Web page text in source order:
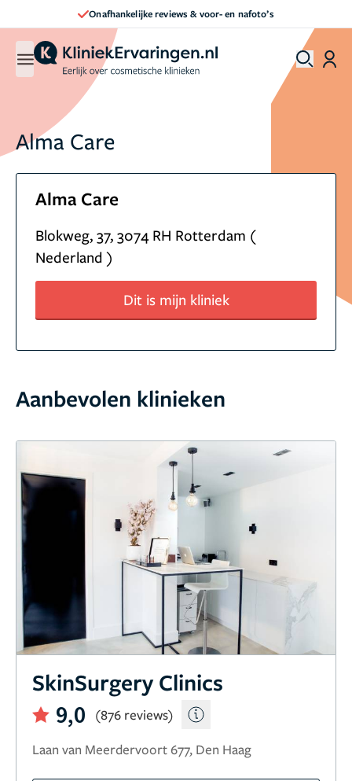
Onafhankelijke reviews & voor- en nafoto’s
Alma Care
Alma Care
Blokweg, 37, 3074 RH Rotterdam (
Nederland )
Dit is mijn kliniek
Aanbevolen klinieken
SkinSurgery Clinics
9,0
(876 reviews)
Laan van Meerdervoort 677, Den Haag